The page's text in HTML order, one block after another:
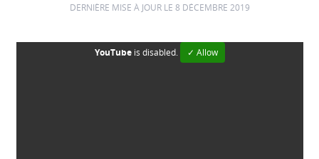
DERNIÈRE MISE À JOUR LE 8 DÉCEMBRE 2019
YouTubeis disabled. ✓ Allow